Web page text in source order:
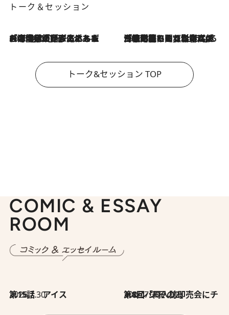
トーク＆セッション
2026.8.3
「今後値上げがあるとすれば…」「リスクがあるのは今年の冬」エネルギー専門家が語る、ホルムズ海峡封鎖が家庭にもたらす“ある心配” 2026.8.3
「住宅建てられない…」「サーチャージ料の高値が続いている」ホルムズ海峡封鎖による影響はいつまで続く？《エネルギー専門家に聞く“どうなる日本の暮らし”》
トーク&セッション TOP
COMIC & ESSAY
ROOM
2026.7.30
第15話 アイス 2026.7.30
第8回「同人誌即売会にチャレンジ その2」